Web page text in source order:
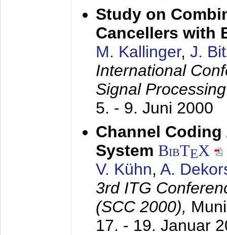
Study on
Cancellers with
M. Kallinger, J.
International
Signal
5. - 9. Juni 2000
Channel Coding
System BibTEX
V. Kühn, A.
3rd ITG
(SCC 2000),
17. - 19. Januar